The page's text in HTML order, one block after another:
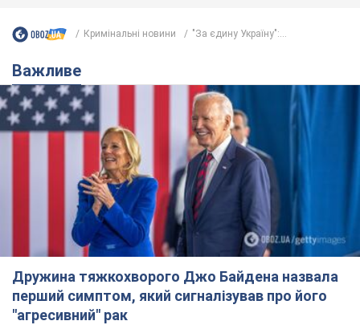
Кримінальні новини "За єдину Україну":...
Важливе
Дружина тяжкохворого Джо Байдена назвала
перший симптом, який сигналізував про його
"агресивний" рак